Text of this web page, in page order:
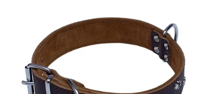
hvězdiček.